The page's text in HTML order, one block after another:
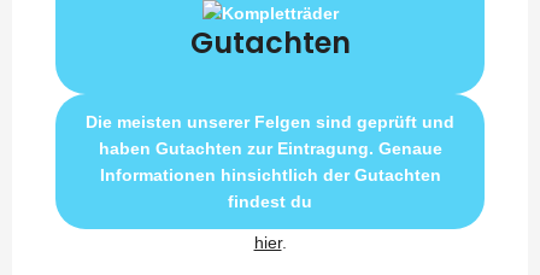
Gutachten
Die meisten unserer Felgen sind geprüft und
haben Gutachten zur Eintragung. Genaue
Informationen hinsichtlich der Gutachten
findest du
hier.